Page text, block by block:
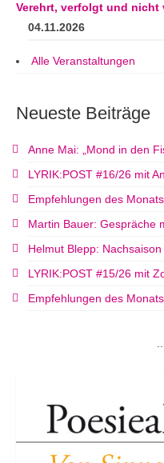
Verehrt, verfolgt und nicht
04.11.2026
Alle Veranstaltungen
Neueste Beiträge
Anne Mai: „Mond in den
LYRIK:POST #16/26 mit
Empfehlungen des
Martin Bauer: Gespräche
Helmut Blepp: Nachsaison
LYRIK:POST #15/26 mit
Empfehlungen des